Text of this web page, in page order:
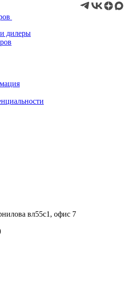
дилеры
вл55с1, офис 7